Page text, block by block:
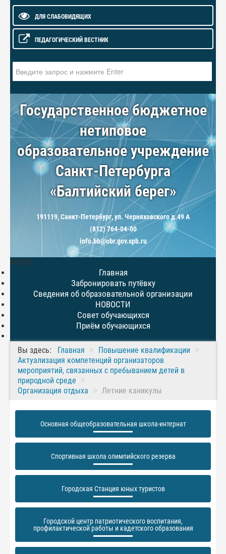
ДЛЯ СЛАБОВИДЯЩИХ
ПЕДАГОГИЧЕСКИЙ ВЕСТНИК
Государственное бюджетное
нетиповое
образовательное учреждение
Санкт-Петербурга
«Балтийский берег»
191119, Санкт-Петербург, ул. Черняховского д.49 А
(812) 764-04-00
info.bb@obr.gov.spb.ru
МЕНЮ
Главная
Забронировать путёвку
Сведения об образовательной организации
НОВОСТИ
Совет обучающихся
Приём обучающихся
Вы здесь: Главная
Повышение квалификации
Актуализация компетенций организаторов
мероприятий, связанных с пребыванием детей в
природной среде
Организация отдыха
Летние каникулы
Основная общеобразовательная школа-интернат
Спортивная школа олимпийского резерва
Городская Станция юных туристов
Городской центр патриотического воспитания,
профилактической работы и кадетского образования